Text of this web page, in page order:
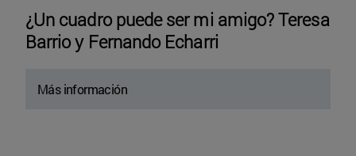
¿Un cuadro puede ser mi amigo? Teresa
Barrio y Fernando Echarri
Más información